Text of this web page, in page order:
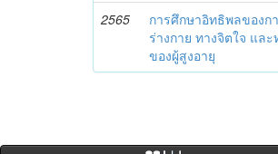
2565
การศึกษาอิทธิพลของก
ร่างกาย ทางจิตใจ แล
ของผู้สูงอายุ